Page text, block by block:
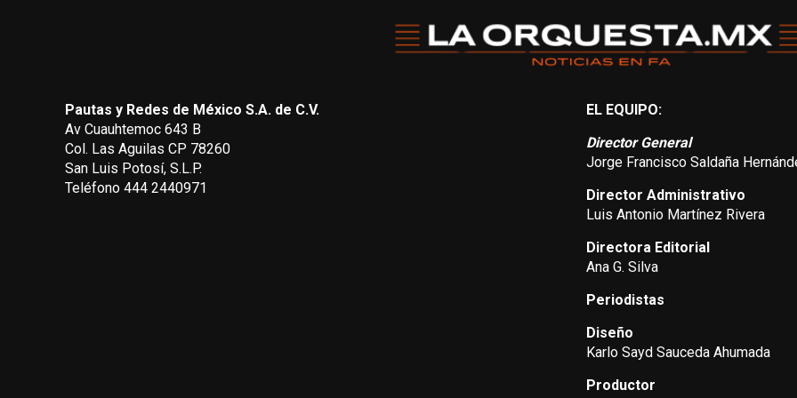
Pautas y Redes de México S.A. de C.V.
Av Cuauhtemoc 643 B
Col. Las Aguilas CP 78260
San Luis Potosí, S.L.P.
Teléfono 444 2440971
EL EQUIPO:
Director General
Jorge Francisco Saldaña
Director Administrativo
Luis Antonio Martínez Rivera
Directora Editorial
Ana G. Silva
Periodistas
Diseño
Karlo Sayd Sauceda Ahumada
Productor